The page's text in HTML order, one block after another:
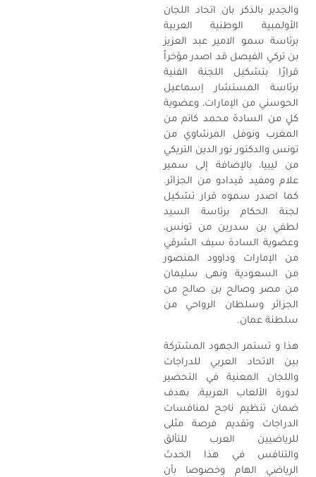
والجدير بالذكر بان اتحاد اللجان
الأولمبية الوطنية العربية
برئاسة سمو الامير عبد العزيز
بن تركي الفيصل قد اصدر مؤخراً
قرارًا بتشكيل اللجنة الفنية
برئاسة المستشار إسماعيل
الحوسني من الإمارات، وعضوية
كلٍ من السادة محمد كاتم من
المغرب ونوفل المرشاوي من
تونس والدكتور نور الدين التريكي
من ليبيا، بالإضافة إلى سمير
علام ومفيد قيدادو من الجزائر.
كما اصدر سموه قرار تشكيل
لجنة الحكام برئاسة السيد
لطفي بن سدرين من تونس،
وعضوية السادة سيف الشرقي
من الإمارات وداوود المنصور
من السعودية ونهى سليمان
من مصر وصالح بن صالح من
الجزائر وسلطان الرواحي من
سلطنة عمان.
هذا و تستمر الجهود المشتركة
بين الاتحاد العربي للدراجات
واللجان المعنية في التحضير
لدورة الألعاب العربية، بهدف
ضمان تنظيم ناجح لمنافسات
الدراجات وتقديم فرصة مثلى
للرياضيين العرب للتألق
والتنافس في هذا الحدث
الرياضي الهام وخصوصا بأن